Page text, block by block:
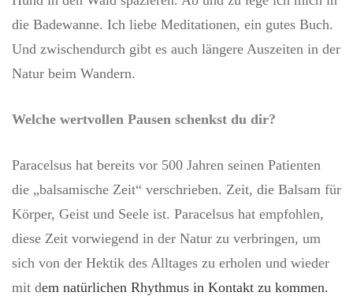
die Badewanne. Ich liebe Meditationen, ein gutes Buch.
Und zwischendurch gibt es auch längere Auszeiten in der
Natur beim Wandern.
Welche wertvollen Pausen schenkst du dir?
Paracelsus hat bereits vor 500 Jahren seinen Patienten
die „balsamische Zeit“ verschrieben. Zeit, die Balsam für
Körper, Geist und Seele ist. Paracelsus hat empfohlen,
diese Zeit vorwiegend in der Natur zu verbringen, um
sich von der Hektik des Alltages zu erholen und wieder
mit dem natürlichen Rhythmus in Kontakt zu kommen.